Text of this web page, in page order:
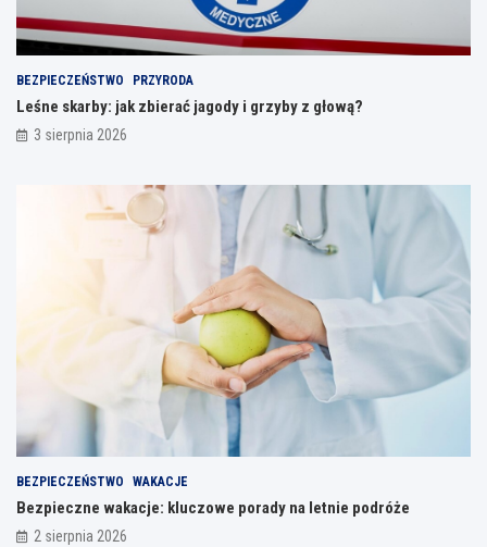
BEZPIECZEŃSTWO PRZYRODA
Leśne skarby: jak zbierać jagody i grzyby z głową?
3 sierpnia 2026
BEZPIECZEŃSTWO WAKACJE
Bezpieczne wakacje: kluczowe porady na letnie podróże
2 sierpnia 2026